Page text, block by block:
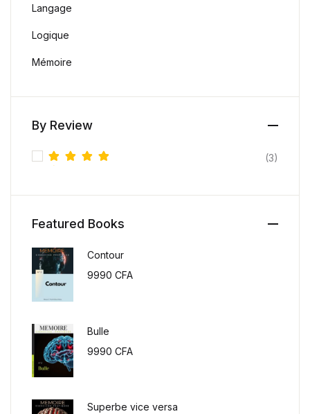
Langage
Logique
Mémoire
By Review
(3)
Featured Books
Contour
9990 CFA
Bulle
9990 CFA
Superbe vice versa